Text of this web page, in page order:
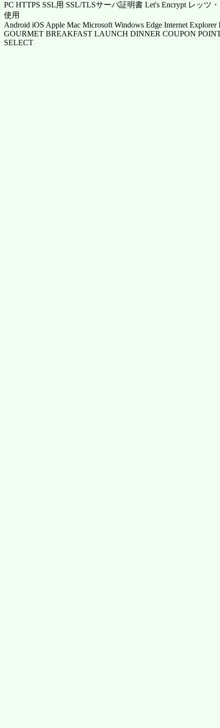
PC HTTPS SSL用 SSL/TLSサーバ証明書 Let's Encrypt レッツ
使用
Android iOS Apple Mac Microsoft Windows Edge Internet Explorer
GOURMET BREAKFAST LAUNCH DINNER COUPON
SELECT